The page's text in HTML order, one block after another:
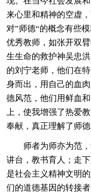
来心里和精神的空虚
对”师德“的概念有些
优秀教师，如张开双
生生命的救护神吴忠
的刘宁老师，他们在
身而出，用自己的血
德风范，他们用鲜血
上，使我增强了热爱
奉献，真正理解了师德
师者为师亦为范
讲台，教书育人；走
是社会主义精神文明
们的道德基因的转接